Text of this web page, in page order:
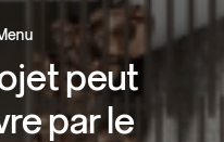
peut
parle